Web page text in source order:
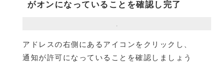
がオンになっていることを確認し完了
アドレスの右側にあるアイコンをクリックし、
通知が許可になっていることを確認しましょう